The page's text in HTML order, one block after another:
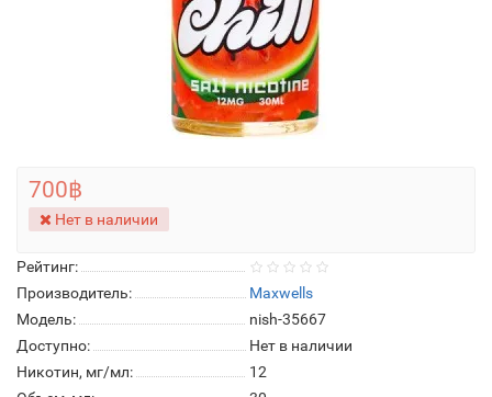
Рейтинг:
Производитель:
Maxwells
Модель:
nish-35667
Доступно:
Нет в наличии
Никотин, мг/мл:
12
700฿
Нет в наличии